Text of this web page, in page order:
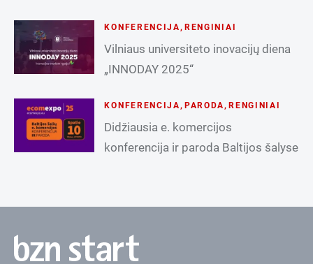
KONFERENCIJA , RENGINIAI
Vilniaus universiteto inovacijų diena
„INNODAY 2025“
KONFERENCIJA , PARODA ,RENGINIAI
Didžiausia e. komercijos
konferencija ir paroda Baltijos šalyse